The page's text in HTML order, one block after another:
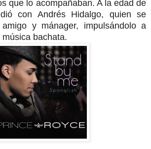
que lo acompañaban. A la edad de
con Andrés Hidalgo, quien se
y mánager, impulsándolo a
bachata.